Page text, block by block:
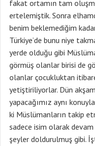
fakat ortamın tam
ertelemiştik. Sonra
benim beklemediğim
Türkiye’de bunu niye
yerde olduğu gibi
görmüş olanlar birisi de
olanlar çocukluktan
yetiştiriliyorlar. Dün
yapacağımız aynı
ki Müslümanların takip
sadece isim olarak
şeyler doldurulmuş gibi.